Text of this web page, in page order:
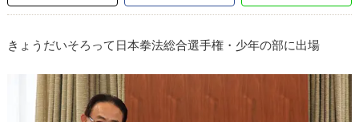
きょうだいそろって日本拳法総合選手権・少年の部に出場